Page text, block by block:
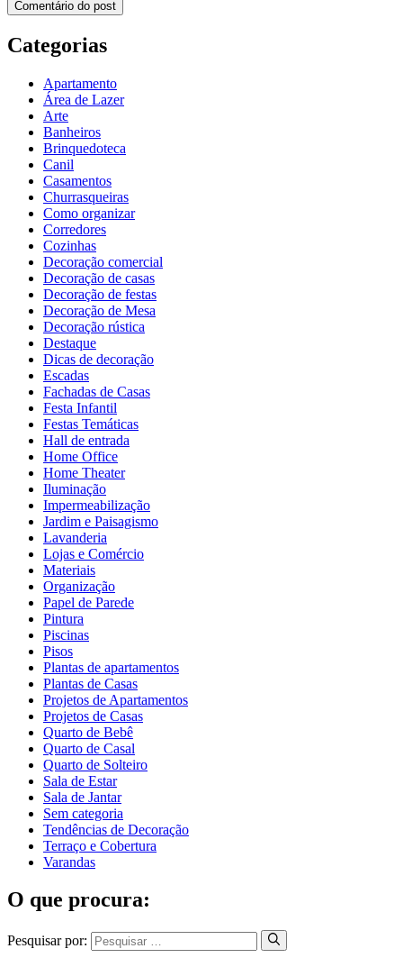
Categorias
Apartamento
Área de Lazer
Arte
Banheiros
Brinquedoteca
Canil
Casamentos
Churrasqueiras
Como organizar
Corredores
Cozinhas
Decoração comercial
Decoração de casas
Decoração de festas
Decoração de Mesa
Decoração rústica
Destaque
Dicas de decoração
Escadas
Fachadas de Casas
Festa Infantil
Festas Temáticas
Hall de entrada
Home Office
Home Theater
Iluminação
Impermeabilização
Jardim e Paisagismo
Lavanderia
Lojas e Comércio
Materiais
Organização
Papel de Parede
Pintura
Piscinas
Pisos
Plantas de apartamentos
Plantas de Casas
Projetos de Apartamentos
Projetos de Casas
Quarto de Bebê
Quarto de Casal
Quarto de Solteiro
Sala de Estar
Sala de Jantar
Sem categoria
Tendências de Decoração
Terraço e Cobertura
Varandas
O que procura:
Pesquisar por: